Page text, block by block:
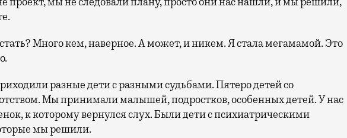
Много кем, наверное. А может, и никем. Я стала мегамамой. Это
разные дети с разными судьбами. Пятеро детей со
Мы принимали малышей, подростков, особенных детей. У нас
к которому вернулся слух. Были дети с психиатрическими
мы решили.